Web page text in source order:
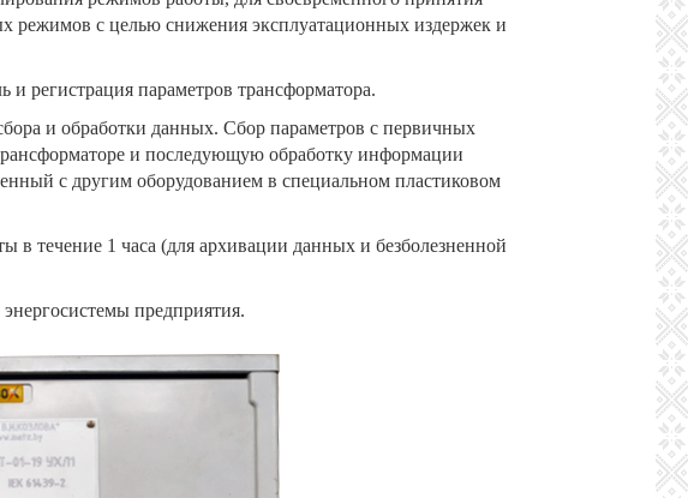
режимов с целью снижения эксплуатационных издержек и
регистрация параметров трансформатора.
и обработки данных. Сбор параметров с первичных
и последующую обработку информации
с другим оборудованием в специальном пластиковом
в течение 1 часа (для архивации данных и безболезненной
предприятия.